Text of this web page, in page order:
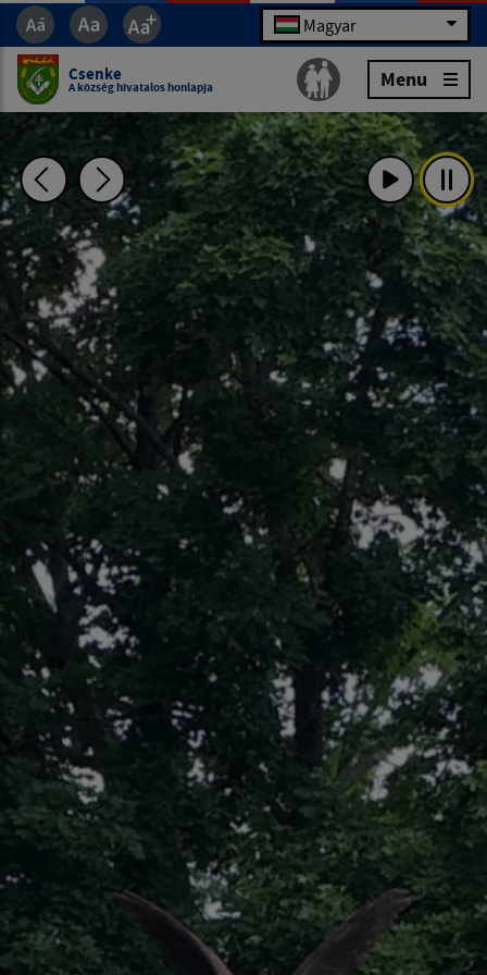
Magyar
Csenke
A község hivatalos honlapja Menu